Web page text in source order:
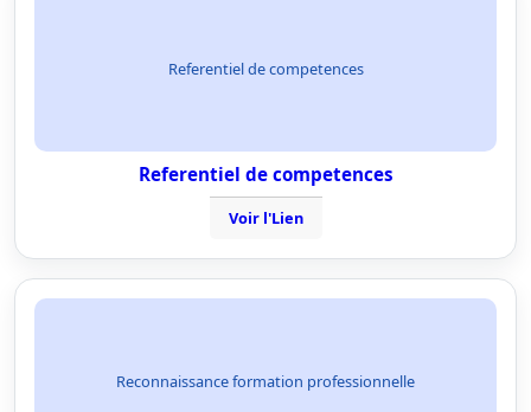
Referentiel de competences
Referentiel de competences
Voir l'Lien
Reconnaissance formation professionnelle